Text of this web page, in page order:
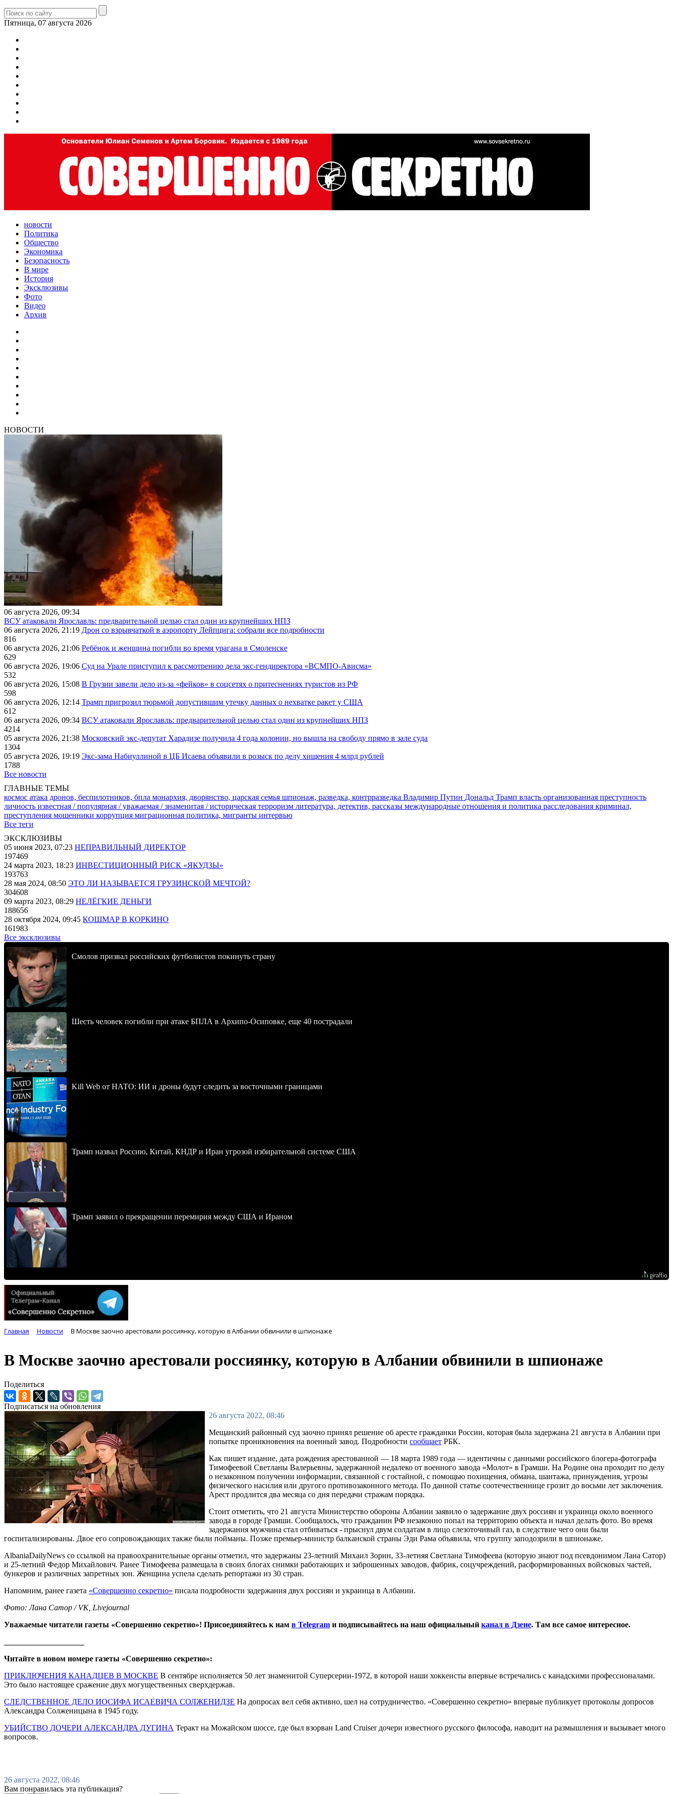
Пятница, 07 августа 2026
новости
Политика
Общество
Экономика
Безопасность
В мире
История
Эксклюзивы
Фото
Видео
Архив
НОВОСТИ
06 августа 2026, 09:34
ВСУ атаковали Ярославль: предварительной целью стал один из крупнейших НПЗ
06 августа 2026, 21:19 Дрон со взрывчаткой в аэропорту Лейпцига: собрали все подробности
816
06 августа 2026, 21:06 Ребёнок и женщина погибли во время урагана в Смоленске
629
06 августа 2026, 19:06 Суд на Урале приступил к рассмотрению дела экс-гендиректора «ВСМПО-Ависма»
532
06 августа 2026, 15:08 В Грузии завели дело из-за «фейков» в соцсетях о притеснениях туристов из РФ
598
06 августа 2026, 12:14 Трамп пригрозил тюрьмой допустившим утечку данных о нехватке ракет у США
612
06 августа 2026, 09:34 ВСУ атаковали Ярославль: предварительной целью стал один из крупнейших НПЗ
4214
05 августа 2026, 21:38 Московский экс-депутат Харадизе получила 4 года колонии, но вышла на свободу прямо в зале суда
1304
05 августа 2026, 19:19 Экс-зама Набиуллиной в ЦБ Исаева объявили в розыск по делу хищения 4 млрд рублей
1788
Все новости
ГЛАВНЫЕ ТЕМЫ
космос атака дронов, беспилотников, бпла монархия, дворянство, царская семья шпионаж, разведка, контрразведка Владимир Путин Дональд Трамп власть организованная преступность
личность известная / популярная / уважаемая / знаменитая / историческая терроризм литература, детектив, рассказы международные отношения и политика расследования криминал,
преступления мошенники коррупция миграционная политика, мигранты интервью
Все теги
ЭКСКЛЮЗИВЫ
05 июня 2023, 07:23 НЕПРАВИЛЬНЫЙ ДИРЕКТОР
197469
24 марта 2023, 18:23 ИНВЕСТИЦИОННЫЙ РИСК «ЯКУДЗЫ»
193763
28 мая 2024, 08:50 ЭТО ЛИ НАЗЫВАЕТСЯ ГРУЗИНСКОЙ МЕЧТОЙ?
304608
09 марта 2023, 08:29 НЕЛЁГКИЕ ДЕНЬГИ
188656
28 октября 2024, 09:45 КОШМАР В КОРКИНО
161983
Все эксклюзивы
Смолов призвал российских футболистов покинуть страну
Шесть человек погибли при атаке БПЛА в Архипо-Осиповке, еще 40 пострадали
Kill Web от НАТО: ИИ и дроны будут следить за восточными границами
Трамп назвал Россию, Китай, КНДР и Иран угрозой избирательной системе США
Трамп заявил о прекращении перемирия между США и Ираном
Главная Новости В Москве заочно арестовали россиянку, которую в Албании обвинили в шпионаже
В Москве заочно арестовали россиянку, которую в Албании обвинили в шпионаже
Поделиться
Подписаться на обновления
26 августа 2022, 08:46
Мещанский районный суд заочно принял решение об аресте гражданки России, которая была задержана 21 августа в Албании при
попытке проникновения на военный завод. Подробности сообщает РБК.
Как пишет издание, дата рождения арестованной — 18 марта 1989 года — идентичны с данными российского блогера-фотографа
Тимофеевой Светланы Валерьевны, задержанной недалеко от военного завода «Молот» в Грамши. На Родине она проходит по делу
о незаконном получении информации, связанной с гостайной, с помощью похищения, обмана, шантажа, принуждения, угрозы
физического насилия или другого противозаконного метода. По данной статье соотечественнице грозит до восьми лет заключения.
Арест продлится два месяца со дня передачи стражам порядка.
Стоит отметить, что 21 августа Министерство обороны Албании заявило о задержание двух россиян и украинца около военного
завода в городе Грамши. Сообщалось, что гражданин РФ незаконно попал на территорию объекта и начал делать фото. Во время
задержания мужчина стал отбиваться - прыснул двум солдатам в лицо слезоточивый газ, в следствие чего они были
госпитализированы. Двое его сопровождающих также были пойманы. Позже премьер-министр балканской страны Эди Рама объявила, что группу заподозрили в шпионаже.
AlbaniaDailyNews со ссылкой на правоохранительные органы отметил, что задержаны 23-летний Михаил Зорин, 33-летняя Светлана Тимофеева (которую знают под псевдонимом Лана Сатор)
и 25-летний Федор Михайлович. Ранее Тимофеева размещала в своих блогах снимки работающих и заброшенных заводов, фабрик, соцучреждений, расформированных войсковых частей,
бункеров и различных запретных зон. Женщина успела сделать репортажи из 30 стран.
Напомним, ранее газета «Совершенно секретно» писала подробности задержания двух россиян и украинца в Албании.
Фото: Лана Сатор / VK, Livejournal
Уважаемые читатели газеты «Совершенно секретно»! Присоединяйтесь к нам в Telegram и подписывайтесь на наш официальный канал в Дзене. Там все самое интересное.
Читайте в новом номере газеты «Совершенно секретно»:
ПРИКЛЮЧЕНИЯ КАНАДЦЕВ В МОСКВЕ В сентябре исполняется 50 лет знаменитой Суперсерии-1972, в которой наши хоккеисты впервые встречались с канадскими профессионалами.
Это было настоящее сражение двух могущественных сверхдержав.
СЛЕДСТВЕННОЕ ДЕЛО ИОСИФА ИСАЕВИЧА СОЛЖЕНИДЗЕ На допросах вел себя активно, шел на сотрудничество. «Совершенно секретно» впервые публикует протоколы допросов
Александра Солженицына в 1945 году.
УБИЙСТВО ДОЧЕРИ АЛЕКСАНДРА ДУГИНА Теракт на Можайском шоссе, где был взорван Land Cruiser дочери известного русского философа, наводит на размышления и вызывает много
вопросов.
26 августа 2022, 08:46
Вам понравилась эта публикация?